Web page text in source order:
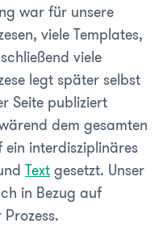
war für unsere
viele Templates,
viele
legt später selbst
Seite publiziert
dem gesamten
ein interdisziplinäres
Textgesetzt. Unser
in Bezug auf